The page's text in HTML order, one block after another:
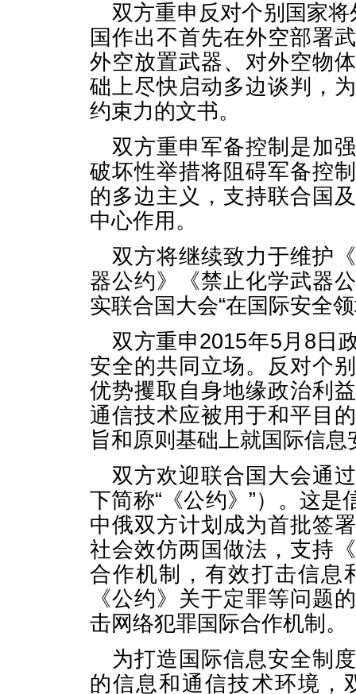
双方重申反对个别国家将
国作出不首先在外空部署
外空放置武器、对外空物
础上尽快启动多边谈判，
约束力的文书。
双方重申军备控制是加
破坏性举措将阻碍军备控
的多边主义，支持联合国
中心作用。
双方将继续致力于维护
器公约》《禁止化学武器
实联合国大会“在国际安全
双方重申2015年5月8日
安全的共同立场。反对个
优势攫取自身地缘政治利
通信技术应被用于和平目
旨和原则基础上就国际信
双方欢迎联合国大会通
下简称“《公约》”）。这
中俄双方计划成为首批签
社会效仿两国做法，支持
合作机制，有效打击信息
《公约》关于定罪等问题
击网络犯罪国际合作机制。
为打造国际信息安全制
的信息和通信技术环境，